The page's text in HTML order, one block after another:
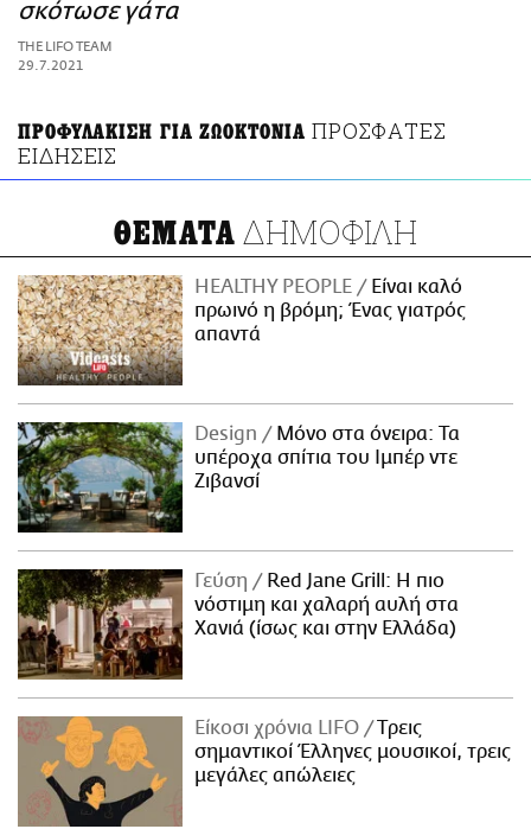
PRINT
σκότωσε γάτα
THE LIFO TEAM
29.7.2021
ΠΡΟΦΥΛΑΚΙΣΗ ΓΙΑ ΖΩΟΚΤΟΝΙΑ ΠΡΟΣΦΑΤΕΣ
ΕΙΔΗΣΕΙΣ
ΘΕΜΑΤΑ ΔΗΜΟΦΙΛΗ
HEALTHY PEOPLE
Είναι καλό
πρωινό η βρόμη; Ένας γιατρός
απαντά
Design
Μόνο στα όνειρα: Τα
υπέροχα σπίτια του Ιμπέρ ντε
Ζιβανσί
Γεύση
Red Jane Grill: Η πιο
νόστιμη και χαλαρή αυλή στα
Χανιά (ίσως και στην Ελλάδα)
Είκοσι χρόνια LIFO
Tρεις
σημαντικοί Έλληνες μουσικοί, τρεις
μεγάλες απώλειες